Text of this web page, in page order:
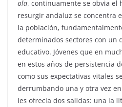
ola, continuamente se obvia el
resurgir andaluz se concentra
la población,
determinados sectores con un
educativo. Jóvenes que en
en estos años de persistencia
como sus expectativas vitales
derrumbando una y otra vez
les ofrecía dos salidas: una la